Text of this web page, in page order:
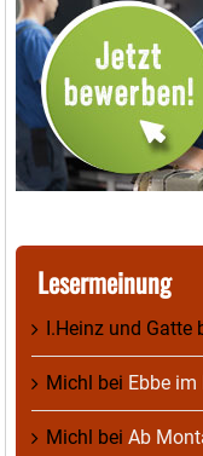
Lesermeinung
I.Heinz und Gatte
Michl bei Ebbe
Michl bei Ab